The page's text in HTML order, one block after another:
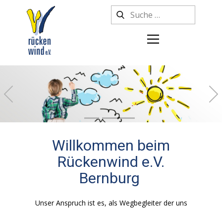
Previous
Willkommen beim
Rückenwind e.V.
Bernburg
Unser Anspruch ist es, als Wegbegleiter der uns